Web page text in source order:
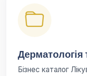
Дерматологія
Бізнес каталог